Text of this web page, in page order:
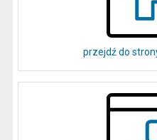
przejdź do